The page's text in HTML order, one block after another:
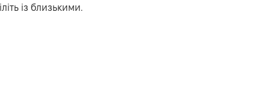
із близькими.